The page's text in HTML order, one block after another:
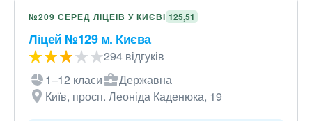
№209 СЕРЕД ЛІЦЕЇВ У КИЄВІ 125,51
Ліцей №129 м. Києва
294 відгуків
1–12 класи
Державна
Київ, просп. Леоніда Каденюка, 19